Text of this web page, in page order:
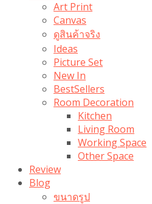
Art Print
Canvas
ดูสินค้าจริง
Ideas
Picture Set
New In
BestSellers
Room Decoration
Kitchen
Living Room
Working Space
Other Space
Review
Blog
ขนาดรูป